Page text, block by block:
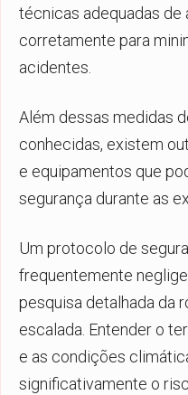
técnicas adequadas de
corretamente para
acidentes.
Além dessas medidas
conhecidas, existem
e equipamentos que
segurança durante as
Um protocolo de
frequentemente
pesquisa detalhada da
escalada. Entender o
e as condições
significativamente o